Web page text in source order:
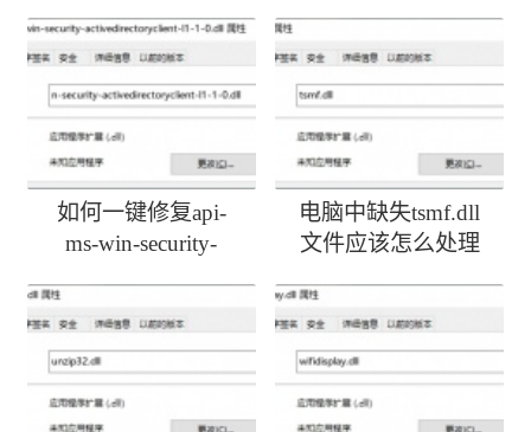
如何一键修复api-
ms-win-security-
电脑中缺失tsmf.dll
文件应该怎么处理